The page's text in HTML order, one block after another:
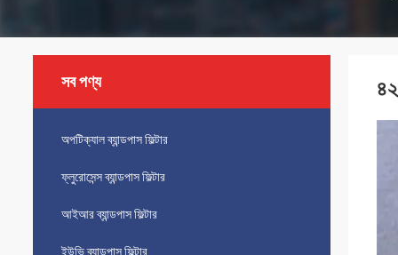
সব পণ্য
অপটিক্যাল ব্যান্ডপাস ফিল্টার
ফ্লুরোসেন্স ব্যান্ডপাস ফিল্টার
আইআর ব্যান্ডপাস ফিল্টার
ইউভি ব্যান্ডপাস ফিল্টার